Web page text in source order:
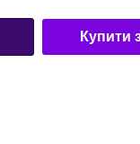
Купити